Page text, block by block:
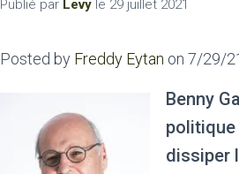
Publié par Levy le 29 juillet 2021
Posted by Freddy Eytan on 7/29/
Benny
dissiper